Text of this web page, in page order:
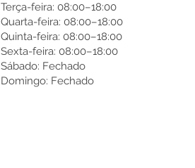
Terça-feira: 08:00–18:00
Quarta-feira: 08:00–18:00
Quinta-feira: 08:00–18:00
Sexta-feira: 08:00–18:00
Sábado: Fechado
Domingo: Fechado